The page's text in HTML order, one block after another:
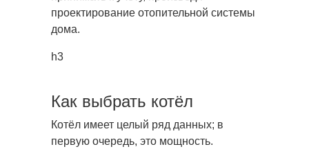
проектирование отопительной системы
дома.
h3
Как выбрать котёл
Котёл имеет целый ряд данных; в
первую очередь, это мощность.